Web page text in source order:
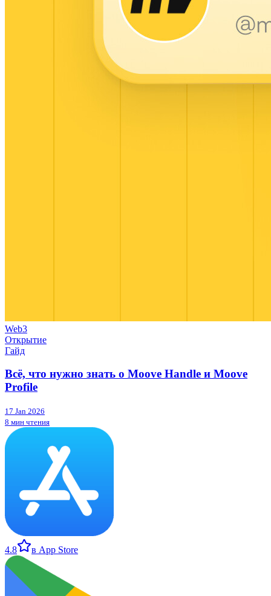
Web3
Открытие
Гайд
Всё, что нужно знать о Moove Handle и Moove
Profile
17 Jan 2026
8 мин чтения
4.8 в App Store